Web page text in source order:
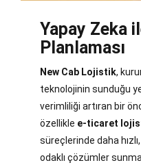
Yapay Zeka
Planlaması
New Cab Lojistik,
teknolojinin sunduğu
verimliliği artıran bir
özellikle e-ticaret
süreçlerinde daha
odaklı çözümler